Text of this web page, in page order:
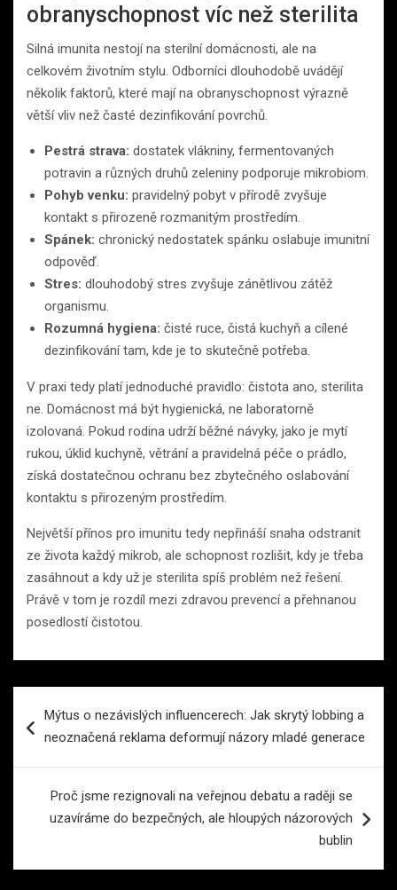
obranyschopnost víc než sterilita
Silná imunita nestojí na sterilní domácnosti, ale na
celkovém životním stylu. Odborníci dlouhodobě uvádějí
několik faktorů, které mají na obranyschopnost výrazně
větší vliv než časté dezinfikování povrchů.
Pestrá strava: dostatek vlákniny, fermentovaných
potravin a různých druhů zeleniny podporuje mikrobiom.
Pohyb venku: pravidelný pobyt v přírodě zvyšuje
kontakt s přirozeně rozmanitým prostředím.
Spánek: chronický nedostatek spánku oslabuje imunitní
odpověď.
Stres: dlouhodobý stres zvyšuje zánětlivou zátěž
organismu.
Rozumná hygiena: čisté ruce, čistá kuchyň a cílené
dezinfikování tam, kde je to skutečně potřeba.
V praxi tedy platí jednoduché pravidlo: čistota ano, sterilita
ne. Domácnost má být hygienická, ne laboratorně
izolovaná. Pokud rodina udrží běžné návyky, jako je mytí
rukou, úklid kuchyně, větrání a pravidelná péče o prádlo,
získá dostatečnou ochranu bez zbytečného oslabování
kontaktu s přirozeným prostředím.
Největší přínos pro imunitu tedy nepřináší snaha odstranit
ze života každý mikrob, ale schopnost rozlišit, kdy je třeba
zasáhnout a kdy už je sterilita spíš problém než řešení.
Právě v tom je rozdíl mezi zdravou prevencí a přehnanou
posedlostí čistotou.
proMýtus o nezávislých influencerech: Jak skrytý lobbing a
neoznačená reklama deformují názory mladé generace
Proč jsme rezignovali na veřejnou debatu a raději se
uzavíráme do bezpečných, ale hloupých názorových
bublin